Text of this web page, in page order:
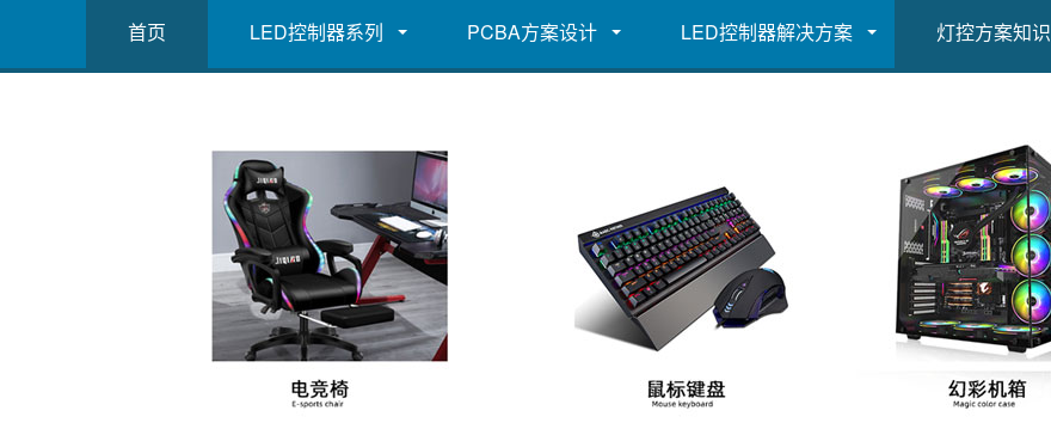
首页 LED控制器系列 PCBA方案设计 LED控制器解决方案 灯控方案知识